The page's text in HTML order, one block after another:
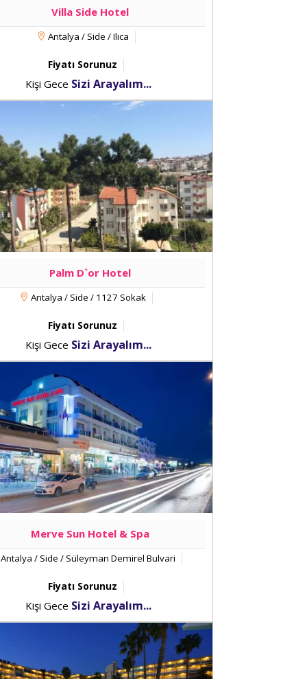
Villa Side Hotel
Antalya / Side / Ilıca
Fiyatı Sorunuz
Kişi Gece Sizi Arayalım...
Palm D`or Hotel
Antalya / Side / 1127 Sokak
Fiyatı Sorunuz
Kişi Gece Sizi Arayalım...
Merve Sun Hotel & Spa
Antalya / Side / Süleyman Demirel Bulvari
Fiyatı Sorunuz
Kişi Gece Sizi Arayalım...